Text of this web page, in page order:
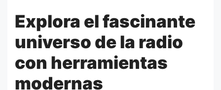
Explora el fascinante
universo de la radio
con herramientas
modernas